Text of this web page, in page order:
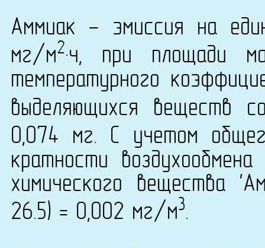
Аммиак - эмиссия на
мг/м2·ч, при площади
температурного
выделяющихся веществ
0,074 мг. С учетом
кратности
химического вещества
26.5) = 0,002 мг/м3.